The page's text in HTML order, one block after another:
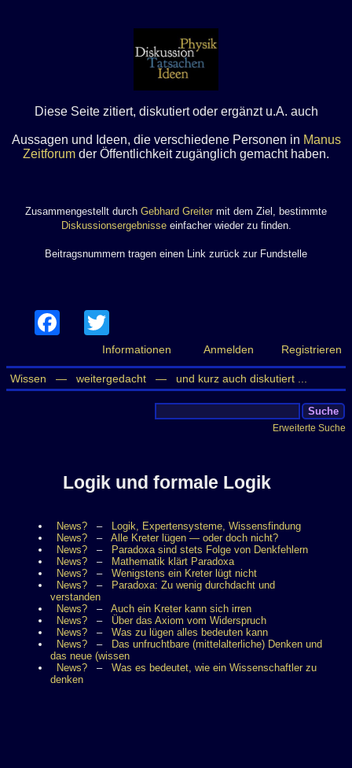
Diese Seite zitiert, diskutiert oder ergänzt u.A. auch
Aussagen und Ideen, die verschiedene Personen in Manus
Zeitforum der Öffentlichkeit zugänglich gemacht haben.
Zusammengestellt durch Gebhard Greiter mit dem Ziel, bestimmte
Diskussionsergebnisseeinfacher wieder zu finden.
Beitragsnummern tragen einen Link zurück zur Fundstelle
Facebook
Informationen Anmelden Registrieren
Wissen — weitergedacht — und kurz auch diskutiert ...
Erweiterte Suche
Logik und formale Logik
News? –
Logik, Expertensysteme, Wissensfindung
News? – Alle Kreter lügen — oder doch nicht?
News? –
Paradoxa sind stets Folge von Denkfehlern
News? –
Mathematik klärt Paradoxa
News? – Wenigstens ein Kreter lügt nicht
News? –
Paradoxa: Zu wenig durchdacht und
verstanden
News? – Auch ein Kreter kann sich irren
News? – Über das Axiom vom Widerspruch
News? – Was zu lügen alles bedeuten kann
News? –
Das unfruchtbare (mittelalterliche) Denken und
das neue (wissen
News? – Was es bedeutet, wie ein Wissenschaftler zu
denken